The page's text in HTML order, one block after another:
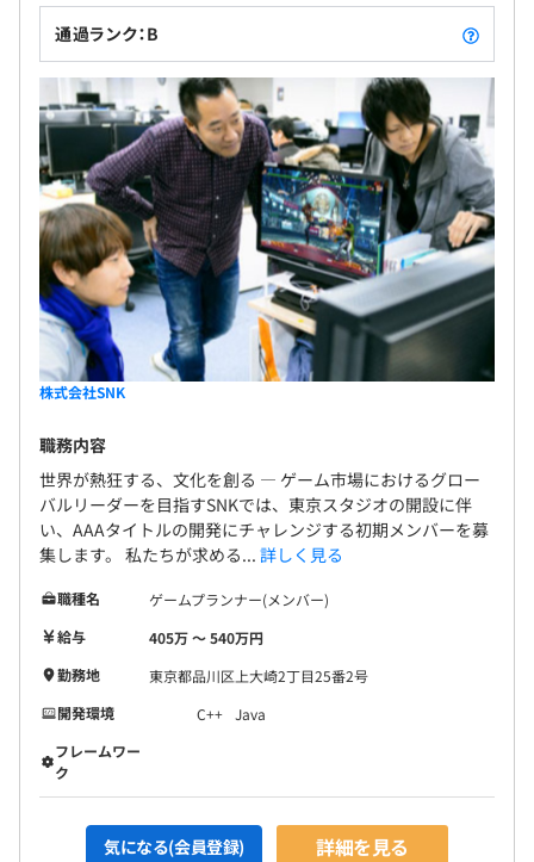
通過ランク：B
株式会社SNK
職務内容
世界が熱狂する、文化を創る ― ゲーム市場におけるグロー
バルリーダーを目指すSNKでは、東京スタジオの開設に伴
い、AAAタイトルの開発にチャレンジする初期メンバーを募
集します。 私たちが求める... 詳しく見る
職種名
ゲームプランナー(メンバー)
給与
405万 〜 540万円
勤務地
東京都品川区上大崎2丁目25番2号
開発環境
C++ Java
フレームワー
ク
気になる(会員登録) 詳細を見る